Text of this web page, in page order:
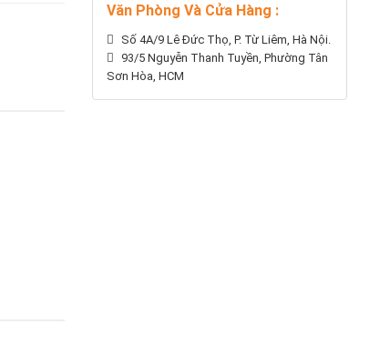
Văn Phòng Và Cửa Hàng :
Số 4A/9 Lê Đức Thọ, P. Từ Liêm, Hà Nội.
93/5 Nguyễn Thanh Tuyền, Phường Tân
Sơn Hòa, HCM